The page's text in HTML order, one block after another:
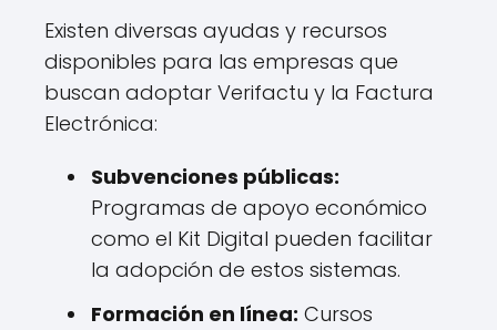
Existen diversas ayudas y recursos
disponibles para las empresas que
buscan adoptar Verifactu y la Factura
Electrónica:
Subvenciones públicas:
Programas de apoyo económico
como el Kit Digital pueden facilitar
la adopción de estos sistemas.
Formación en línea: Cursos